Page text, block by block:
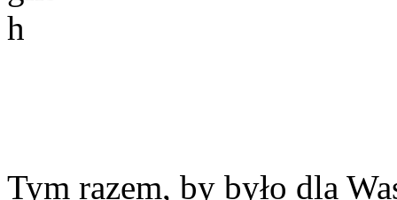
Tym razem, by było dla